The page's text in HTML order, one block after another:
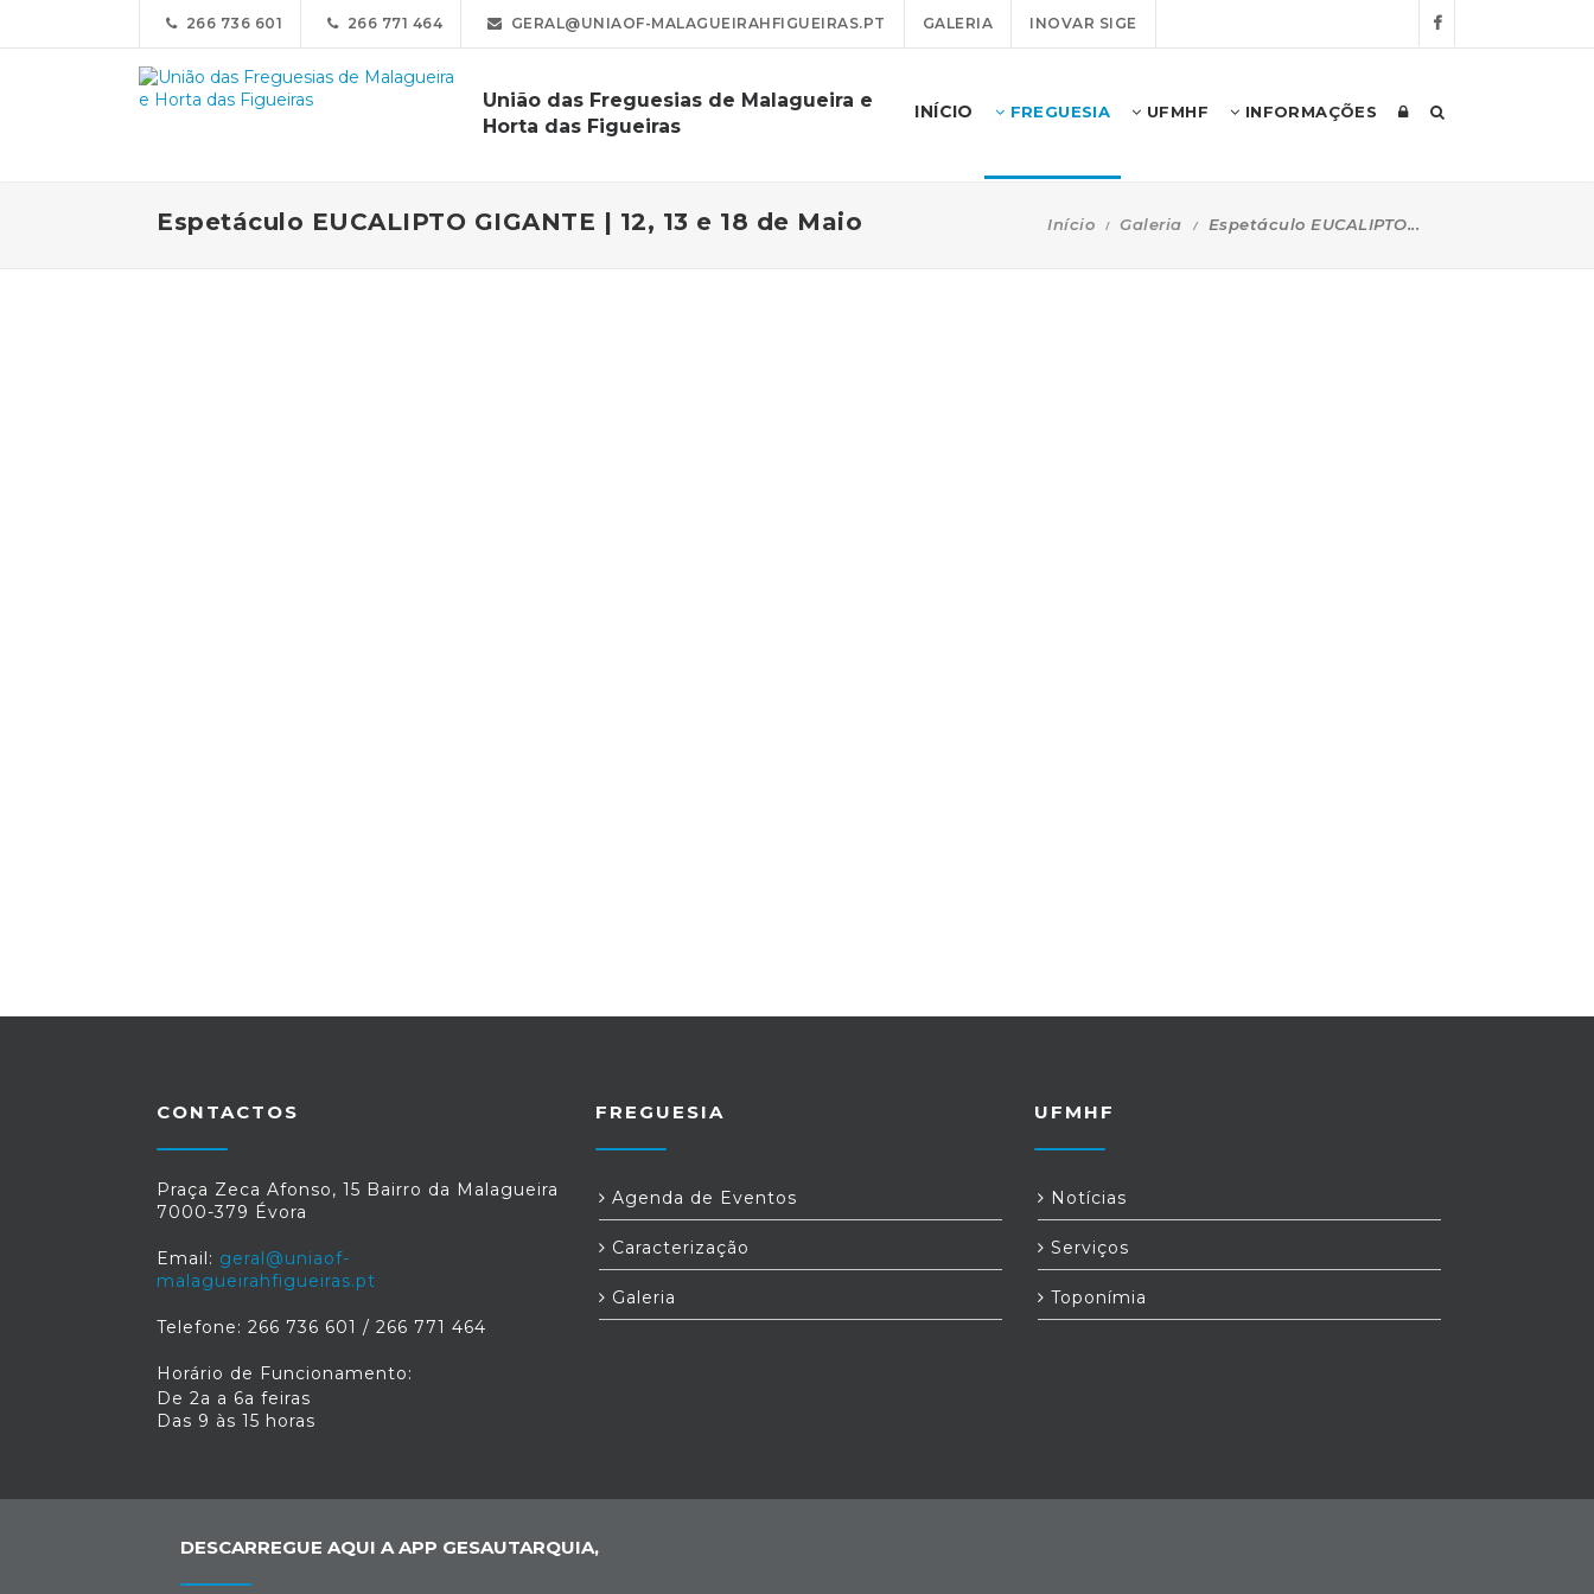
266 736 601 266 771 464 GERAL@UNIAOF-MALAGUEIRAHFIGUEIRAS.PT GALERIA INOVAR SIGE
União das Freguesias de Malagueira e
Horta das Figueiras
INÍCIO FREGUESIA UFMHF INFORMAÇÕES
Espetáculo EUCALIPTO GIGANTE | 12, 13 e 18 de Maio Início Galeria Espetáculo EUCALIPTO...
CONTACTOS
Praça Zeca Afonso, 15 Bairro da Malagueira
7000-379 Évora
Email: geral@uniaof-
malagueirahfigueiras.pt
Telefone: 266 736 601 / 266 771 464
Horário de Funcionamento:
De 2a a 6a feiras
Das 9 às 15 horas
FREGUESIA
Agenda de Eventos
Caracterização
Galeria
UFMHF
Notícias
Serviços
Toponímia
DESCARREGUE AQUI A APP GESAUTARQUIA,